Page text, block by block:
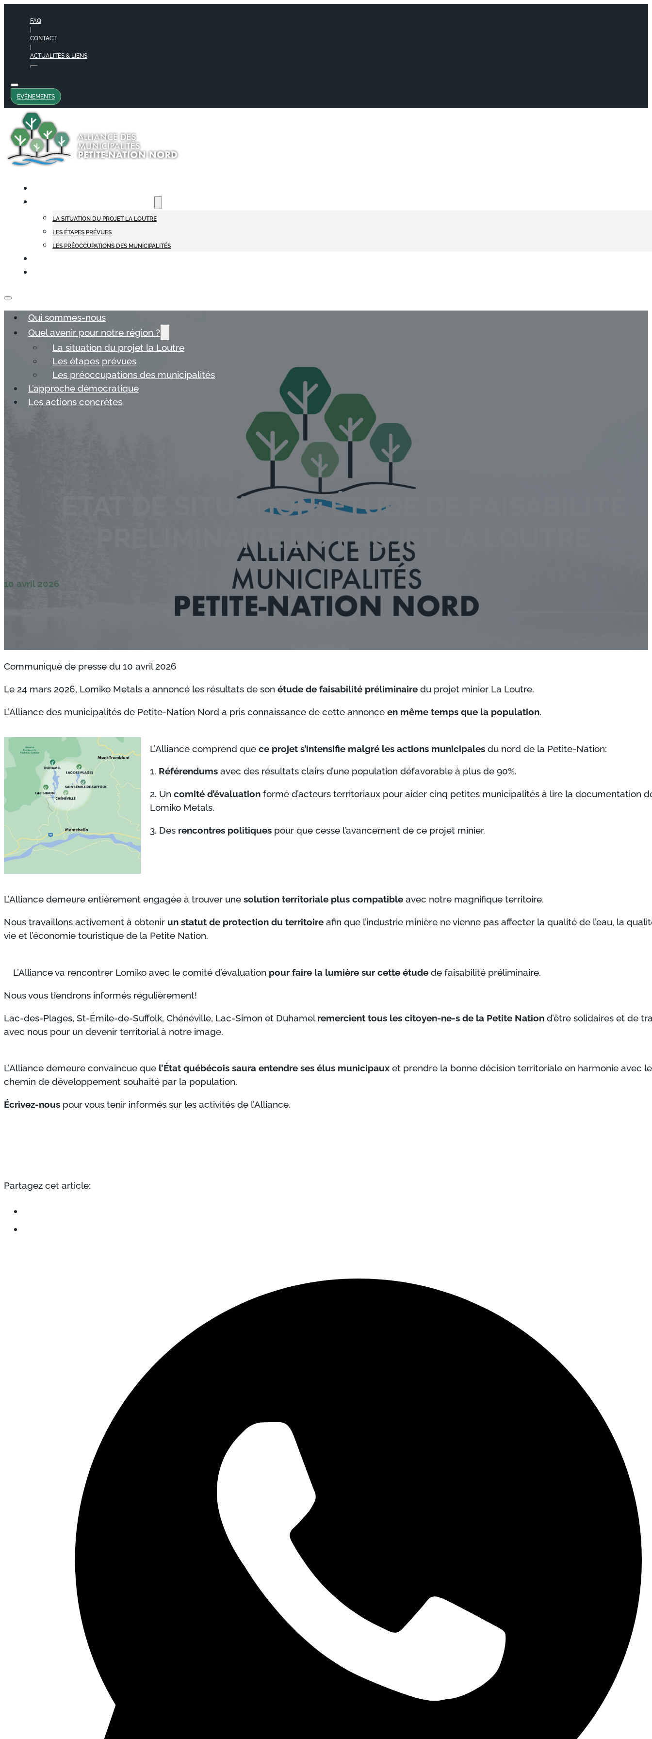
FAQ
|
CONTACT
|
ACTUALITÉS & LIENS
ÉVÈNEMENTS
LA SITUATION DU PROJET LA LOUTRE
LES ÉTAPES PRÉVUES
LES PRÉOCCUPATIONS DES MUNICIPALITÉS
Qui sommes-nous
Quel avenir pour notre région ?
La situation du projet la Loutre
Les étapes prévues
Les préoccupations des municipalités
L’approche démocratique
Les actions concrètes
ÉTAT DE SITUATION: ÉTUDE DE FAISABILITÉ
PRÉLIMINAIRE DU PROJET LA LOUTRE
10 avril 2026
Communiqué de presse du 10 avril 2026
Le 24 mars 2026, Lomiko Metals a annoncé les résultats de son étude de faisabilité préliminaire du projet minier La Loutre.
L’Alliance des municipalités de Petite-Nation Nord a pris connaissance de cette annonce en même temps que la population.
L’Alliance comprend que ce projet s’intensifie malgré les actions municipalesdu nord de la Petite-Nation:
1. Référendumsavec des résultats clairs d’une population défavorable à plus de 90%.
2. Un comité d’évaluationformé d’acteurs territoriaux pour aider cinq petites municipalités à lire la documentation
Lomiko Metals.
3. Des rencontres politiquespour que cesse l’avancement de ce projet minier.
L’Alliance demeure entièrement engagée à trouver une solution territoriale plus compatible avec notre magnifique territoire.
Nous travaillons activement à obtenir un statut de protection du territoire afin que l’industrie minière ne vienne pas affecter la qualité de l’eau, la
vie et l’économie touristique de la Petite Nation.
L’Alliance va rencontrer Lomiko avec le comité d’évaluation pour faire la lumière sur cette étudede faisabilité préliminaire.
Nous vous tiendrons informés régulièrement!
Lac-des-Plages, St-Émile-de-Suffolk, Chénéville, Lac-Simon et Duhamelremercient tous les citoyen-ne-s de la Petite Nation d’être solidaires et de
avec nous pour un devenir territorial à notre image.
L’Alliance demeure convaincue que l’État québécois saura entendre ses élus municipaux et prendre la bonne décision territoriale en harmonie avec le
chemin de développement souhaité par la population.
Écrivez-nous pour vous tenir informés sur les activités de l’Alliance.
Partagez cet article: